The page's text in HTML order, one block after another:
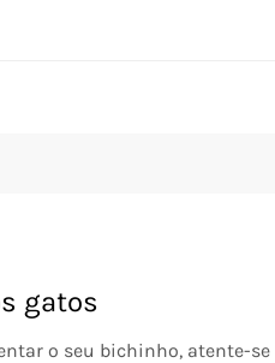
gatos
o seu bichinho, atente-se